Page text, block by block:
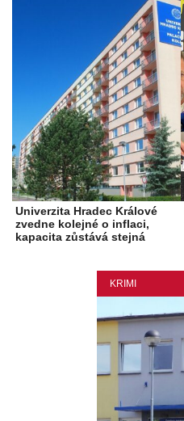
Univerzita Hradec Králové
zvedne kolejné o inflaci,
kapacita zůstává stejná
KRIMI